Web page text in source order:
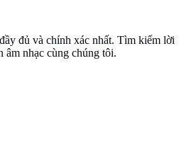
đủ và chính xác nhất. Tìm kiếm lời
âm nhạc cùng chúng tôi.